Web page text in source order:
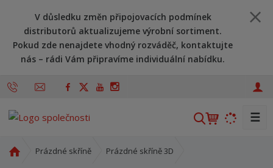
V důsledku změn připojovacích podmínek
distributorů aktualizujeme výrobní sortiment.
Pokud zde nenajdete vhodný rozváděč, kontaktujte
nás – rádi Vám připravíme individuální nabídku.
V
☰
Prázdné skříně Prázdné skříně 3D